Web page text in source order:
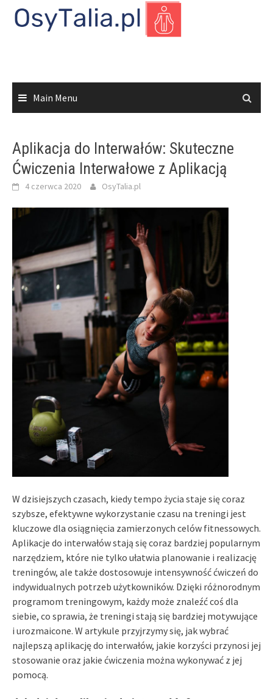
Main Menu
Aplikacja do Interwałów: Skuteczne
Ćwiczenia Interwałowe z Aplikacją
4 czerwca 2020 OsyTalia.pl
W dzisiejszych czasach, kiedy tempo życia staje się coraz
szybsze, efektywne wykorzystanie czasu na treningi jest
kluczowe dla osiągnięcia zamierzonych celów fitnessowych.
Aplikacje do interwałów stają się coraz bardziej popularnym
narzędziem, które nie tylko ułatwia planowanie i realizację
treningów, ale także dostosowuje intensywność ćwiczeń do
indywidualnych potrzeb użytkowników. Dzięki różnorodnym
programom treningowym, każdy może znaleźć coś dla
siebie, co sprawia, że treningi stają się bardziej motywujące
i urozmaicone. W artykule przyjrzymy się, jak wybrać
najlepszą aplikację do interwałów, jakie korzyści przynosi jej
stosowanie oraz jakie ćwiczenia można wykonywać z jej
pomocą.